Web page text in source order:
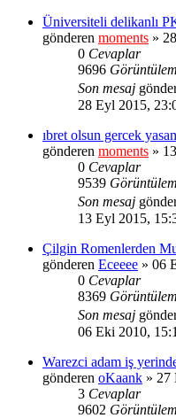
Üniversiteli delikanlı
gönderen moments »
0 Cevaplar
9696
Son mesaj
28 Eyl 2015,
ıbret olsun gercek
gönderen moments »
0 Cevaplar
9539
Son mesaj
13 Eyl 2015,
Çilgin Romenlerden
gönderen Eceeee » 06
0 Cevaplar
8369
Son mesaj
06 Eki 2010,
Warezci adam iş
gönderen oKaank » 27
3 Cevaplar
9602